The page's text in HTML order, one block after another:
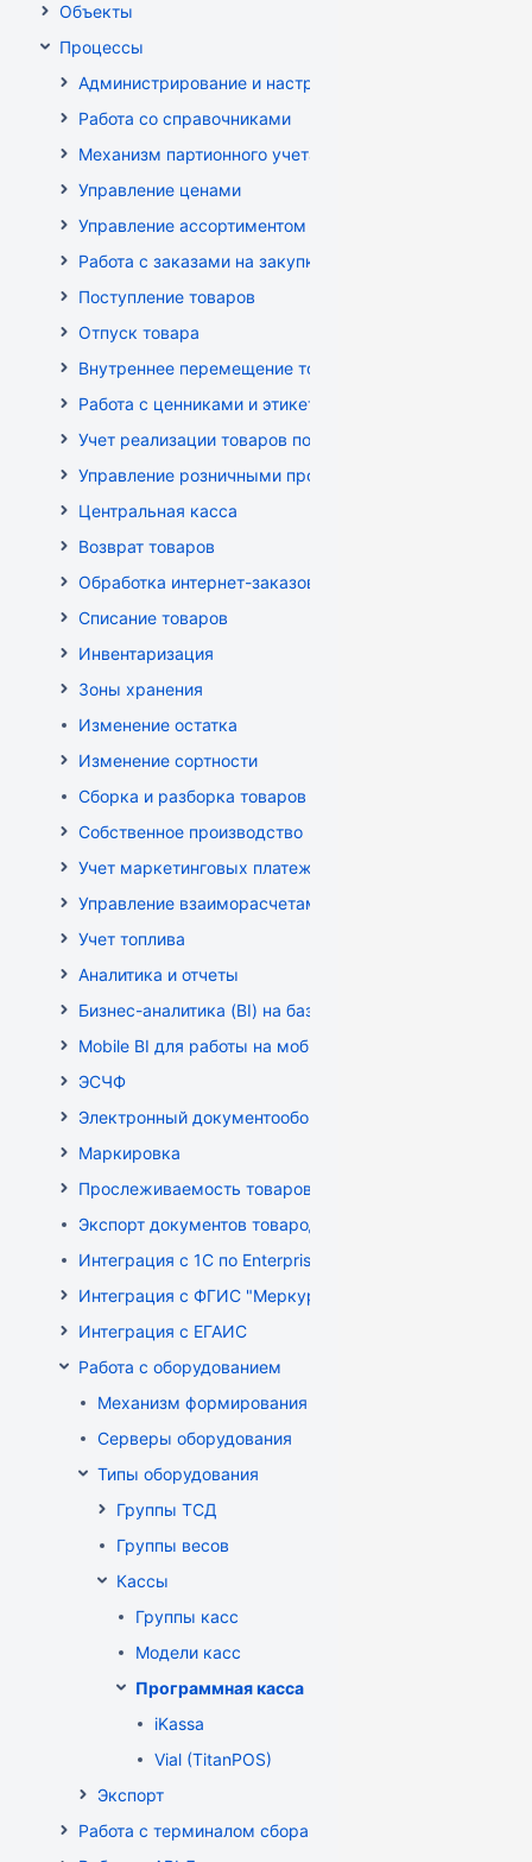
Объекты
Процессы
Администрирование и настройка
Работа со справочниками
Механизм партионного учета
Управление ценами
Управление ассортиментом магазинов
Работа с заказами на закупку
Поступление товаров
Отпуск товара
Внутреннее перемещение товаров
Работа с ценниками и этикетками
Учет реализации товаров по кассе
Управление розничными продажами
Центральная касса
Возврат товаров
Обработка интернет-заказов
Списание товаров
Инвентаризация
Зоны хранения
Изменение остатка
Изменение сортности
Сборка и разборка товаров
Собственное производство
Учет маркетинговых платежей
Управление взаиморасчетами
Учет топлива
Аналитика и отчеты
Бизнес-аналитика (BI) на базе OLAP DRUID
Mobile BI для работы на мобильных устройствах
ЭСЧФ
Электронный документооборот (РБ)
Маркировка
Прослеживаемость товаров
Экспорт документов товародвижения
Интеграция с 1С по EnterpriseData
Интеграция с ФГИС "Меркурий"
Интеграция с ЕГАИС
Работа с оборудованием
Механизм формирования стоп-листа
Серверы оборудования
Типы оборудования
Группы ТСД
Группы весов
Кассы
Группы касс
Модели касс
Программная касса
iKassa
Vial (TitanPOS)
Экспорт
Работа с терминалом сбора данных (ТСД)